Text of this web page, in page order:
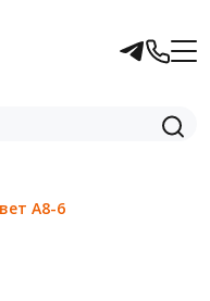
A8-6